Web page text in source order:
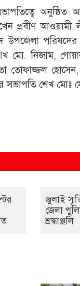
অনুষ্ঠিত
প্রবীণ আওয়ামী
পরিষদের
মো. নিজাম,
তোফাজ্জল
সভাপতি শেখ মোঃ
জুলাই
জেলা
শ্রদ্ধাঞ্জলি